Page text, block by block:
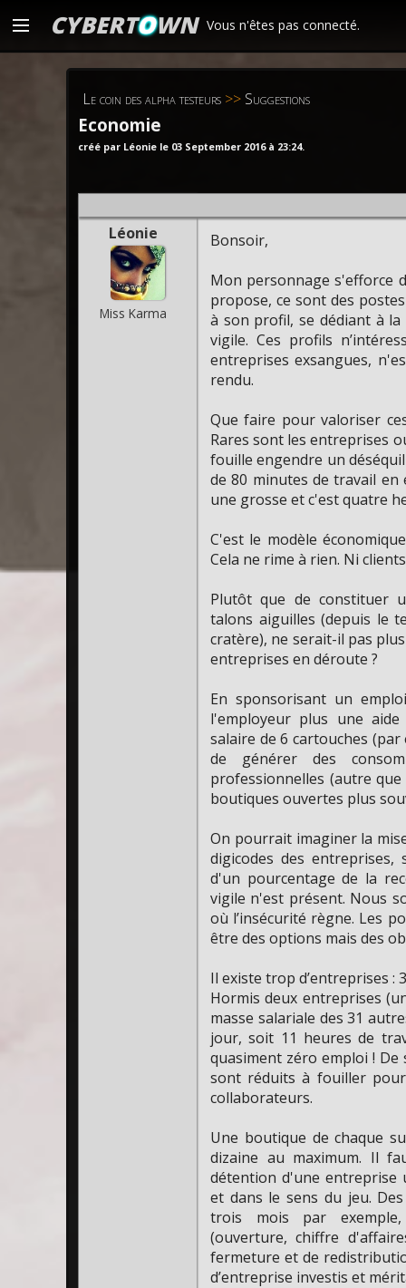
CYBERTOWN Vous n'êtes pas connecté.
Le coin des alpha testeurs >> Suggestions
Economie
créé par Léonie le 03 September 2016 à 23:24.
Léonie
Miss Karma
Bonsoir,
Mon personnage s'efforce
propose, ce sont des
à son profil, se dédiant à
vigile. Ces profils
entreprises exsangues,
rendu.
Que faire pour valoriser
Rares sont les entreprises
fouille engendre un
de 80 minutes de travail
une grosse et c'est quatre
C'est le modèle
Cela ne rime à rien. Ni
Plutôt que de constituer
talons aiguilles (depuis le
cratère), ne serait-il pas
entreprises en déroute ?
En sponsorisant un
l'employeur plus une
salaire de 6 cartouches
de générer des
professionnelles (autre
boutiques ouvertes plus
On pourrait imaginer la
digicodes des
d'un pourcentage de la
vigile n'est présent. Nous
où l’insécurité règne. Les
être des options mais des
Il existe trop d’entreprises :
Hormis deux entreprises
masse salariale des 31
jour, soit 11 heures de
quasiment zéro emploi !
sont réduits à fouiller
collaborateurs.
Une boutique de chaque
dizaine au maximum. Il
détention d'une entreprise
et dans le sens du jeu.
trois mois par
(ouverture, chiffre
fermeture et de
d’entreprise investis et